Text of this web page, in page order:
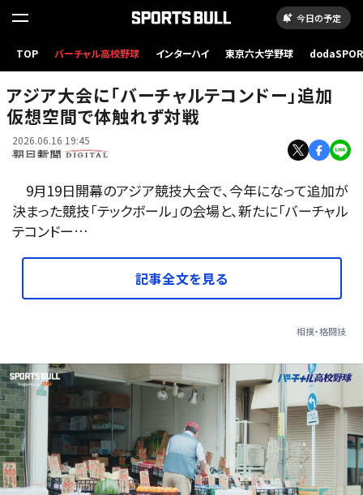
今日の予定
TOP バーチャル高校野球 インターハイ 東京六大学野球
日、名古屋市中村区、溝脇正撮影
アジア大会に「バーチャルテコンドー」追加
仮想空間で体触れず対戦
2026.06.16 19:45
9月19日開幕のアジア競技大会で、今年になって追加が
決まった競技「テックボール」の会場と、新たに「バーチャル
テコンドー…
記事全文を見る
相撲・格闘技